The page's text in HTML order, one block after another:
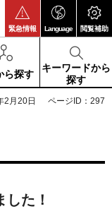
緊急情報 Language 閲覧補助
ら探す
キーワードから
探す
2月20日 ページID：297
た！